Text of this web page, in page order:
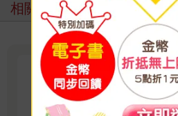
相關主題
【百合｜犬甘あ
格惡劣的天才兒時